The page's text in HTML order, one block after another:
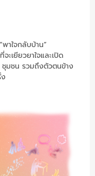
าใจกลับบ้าน”
เยียวยาใจและเปิด
ชุมชน รวมถึงตัวตนข้าง